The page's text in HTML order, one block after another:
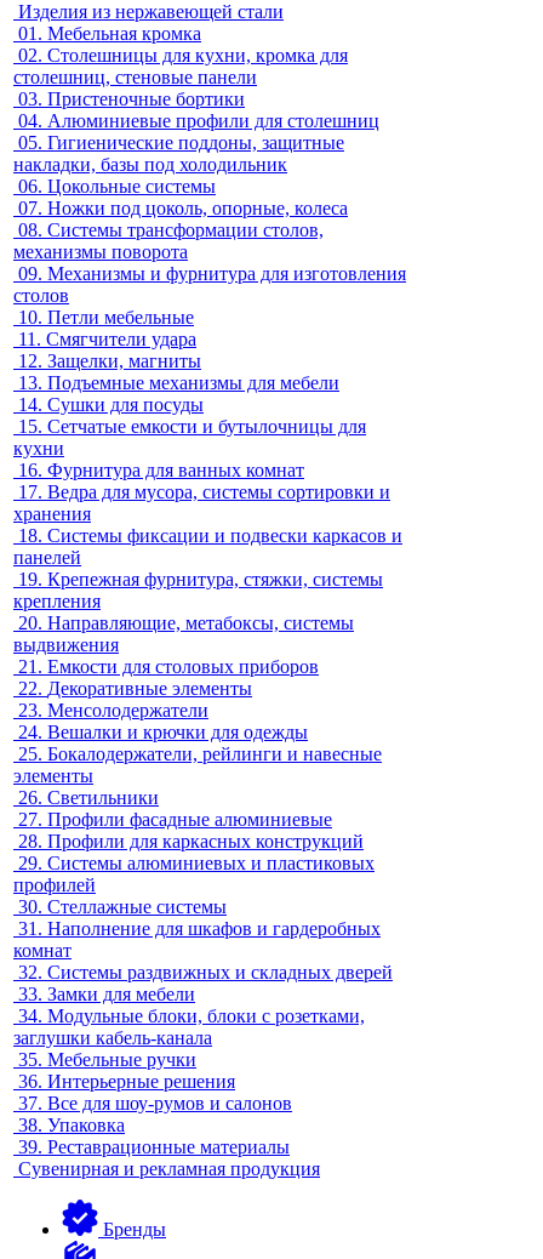
Изделия из нержавеющей стали
01. Мебельная кромка
02. Столешницы для кухни, кромка для
столешниц, стеновые панели
03. Пристеночные бортики
04. Алюминиевые профили для столешниц
05. Гигиенические поддоны, защитные
накладки, базы под холодильник
06. Цокольные системы
07. Ножки под цоколь, опорные, колеса
08. Системы трансформации столов,
механизмы поворота
09. Механизмы и фурнитура для изготовления
столов
10. Петли мебельные
11. Смягчители удара
12. Защелки, магниты
13. Подъемные механизмы для мебели
14. Сушки для посуды
15. Сетчатые емкости и бутылочницы для
кухни
16. Фурнитура для ванных комнат
17. Ведра для мусора, системы сортировки и
хранения
18. Системы фиксации и подвески каркасов и
панелей
19. Крепежная фурнитура, стяжки, системы
крепления
20. Направляющие, метабоксы, системы
выдвижения
21. Емкости для столовых приборов
22. Декоративные элементы
23. Менсолодержатели
24. Вешалки и крючки для одежды
25. Бокалодержатели, рейлинги и навесные
элементы
26. Светильники
27. Профили фасадные алюминиевые
28. Профили для каркасных конструкций
29. Системы алюминиевых и пластиковых
профилей
30. Стеллажные системы
31. Наполнение для шкафов и гардеробных
комнат
32. Системы раздвижных и складных дверей
33. Замки для мебели
34. Модульные блоки, блоки с розетками,
заглушки кабель-канала
35. Мебельные ручки
36. Интерьерные решения
37. Все для шоу-румов и салонов
38. Упаковка
39. Реставрационные материалы
Сувенирная и рекламная продукция
Бренды